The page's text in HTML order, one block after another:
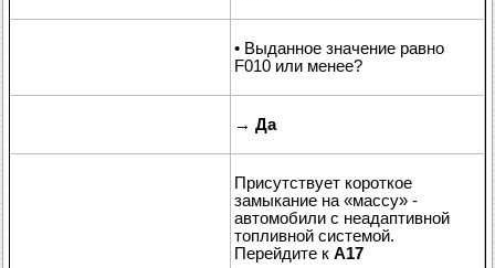
• Выданное значение равно
F010 или менее?
→ Да
Присутствует короткое
замыкание на «массу» -
автомобили с неадаптивной
топливной системой.
Перейдите к A17